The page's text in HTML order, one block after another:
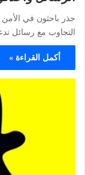
حذر باحثون في
التجاوب مع رسائل
أكمل القراءة »